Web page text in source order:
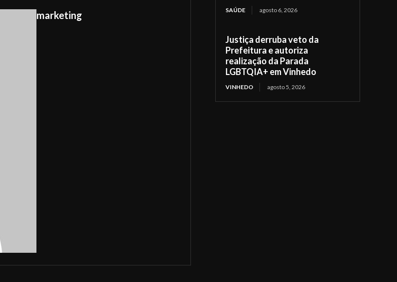
marketing SAÚDE agosto 6, 2026
Justiça derruba veto da
Prefeitura e autoriza
realização da Parada
LGBTQIA+ em Vinhedo
VINHEDO agosto 5, 2026